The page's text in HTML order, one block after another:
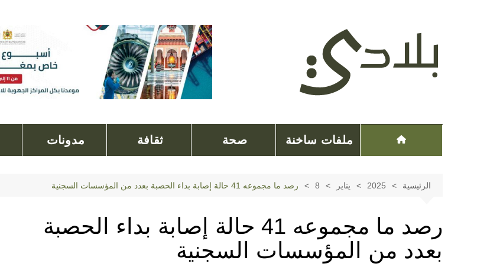
ملفات ساخنة صحة ثقافة مدونات
الرئيسية 2025 يناير 8 رصد ما مجموعه 41 حالة إصابة بداء الحصبة بعدد من المؤسسات السجنية
رصد ما مجموعه 41 حالة إصابة بداء الحصبة
بعدد من المؤسسات السجنية